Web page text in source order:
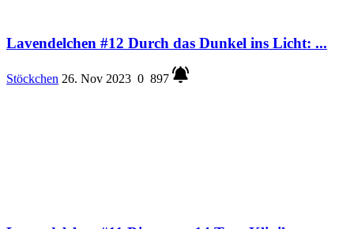
Lavendelchen #12 Durch das Dunkel ins Licht: ...
Stöckchen 26. Nov 2023 0 897